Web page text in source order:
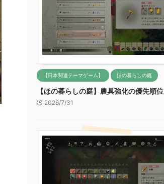
【日本関連テーマゲーム】 ほの暮らしの庭
【ほの暮らしの庭】農具強化の優先順位
2026/7/31